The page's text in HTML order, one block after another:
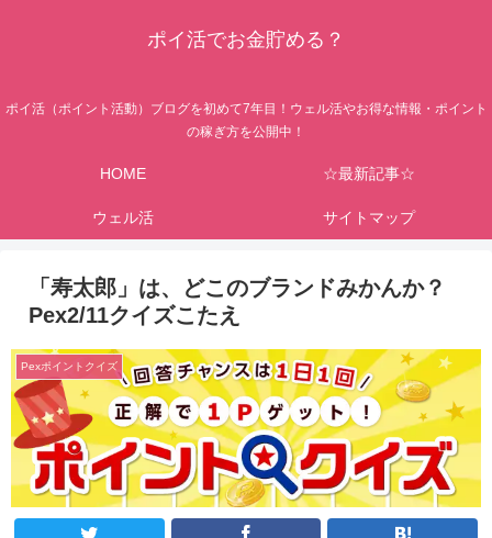
ポイ活でお金貯める？
ポイ活（ポイント活動）ブログを初めて7年目！ウェル活やお得な情報・ポイント
の稼ぎ方を公開中！
HOME ☆最新記事☆
ウェル活 サイトマップ
「寿太郎」は、どこのブランドみかんか？
Pex2/11クイズこたえ
Pexポイントクイズ